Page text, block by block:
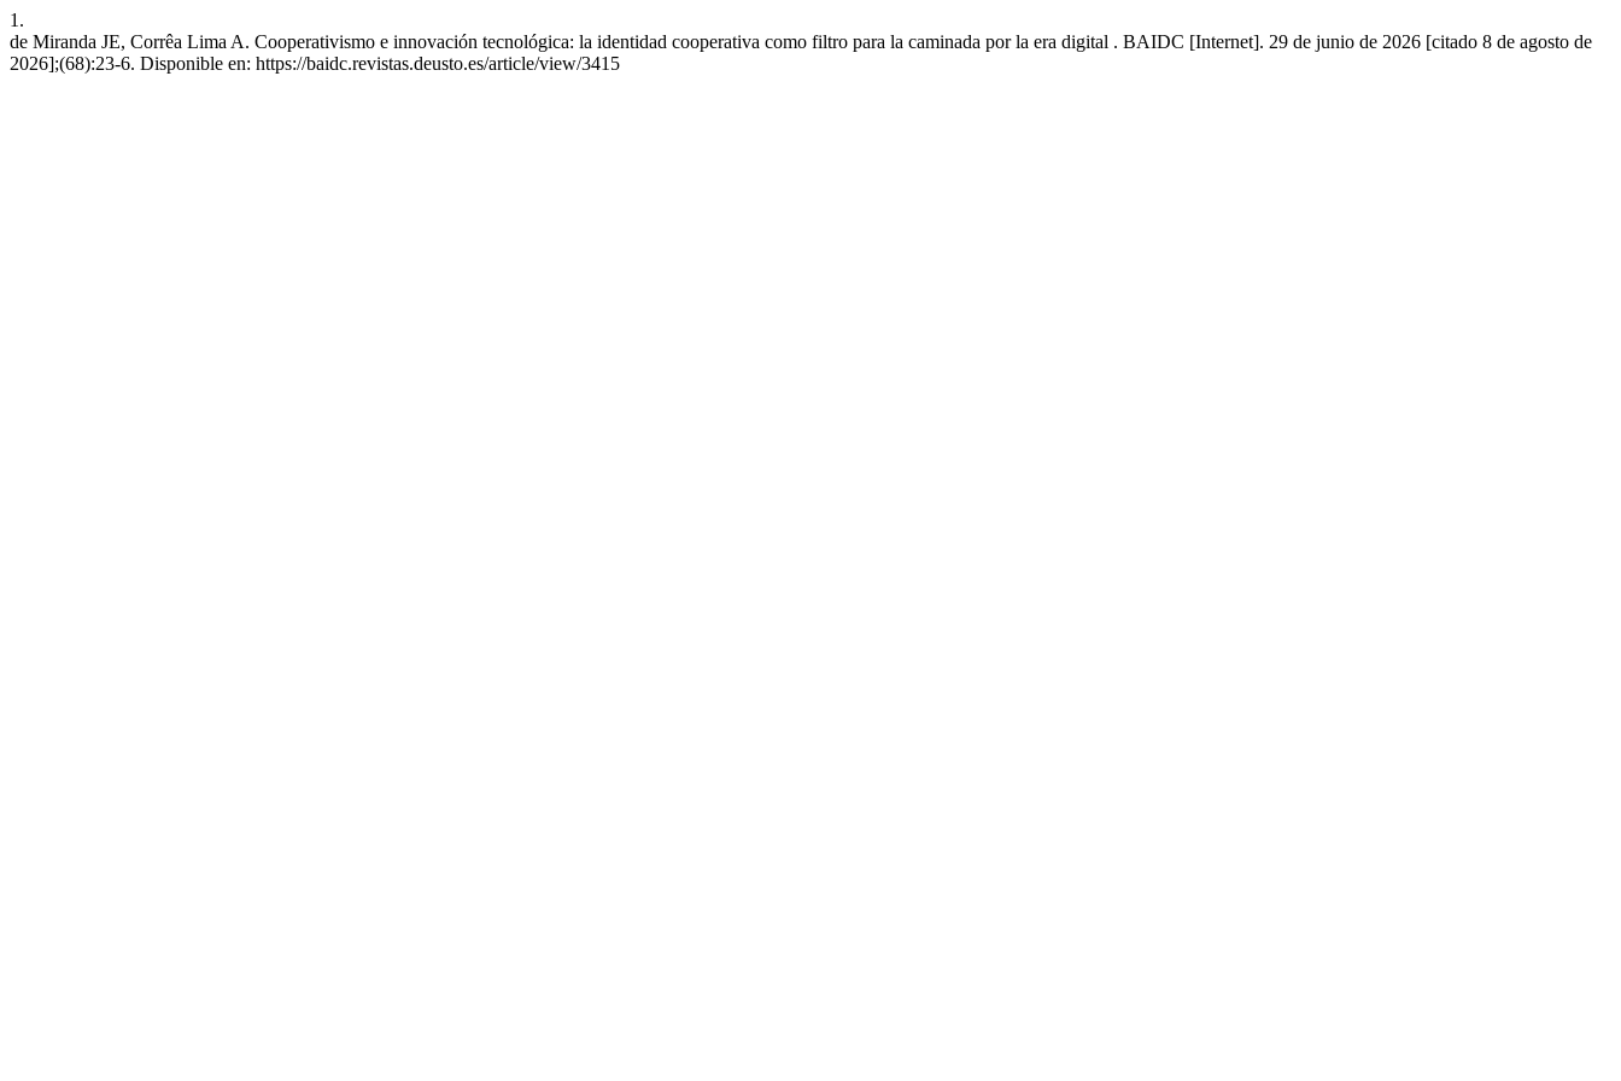
1.
de Miranda JE, Corrêa Lima A. Cooperativismo e innovación tecnológica: la identidad cooperativa como filtro para la caminada por la era digital . BAIDC [Internet]. 29 de junio de 2026 [citado 8 de agosto de
2026];(68):23-6. Disponible en: https://baidc.revistas.deusto.es/article/view/3415